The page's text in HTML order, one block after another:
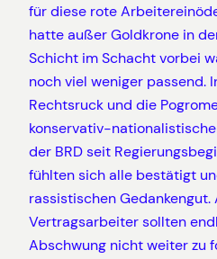
für diese rote
hatte außer Goldkrone in
Schicht im Schacht vorbei
noch viel weniger passend.
Rechtsruck und die
konservativ-
der BRD seit
fühlten sich alle bestätigt
rassistischen Gedankengut.
Vertragsarbeiter sollten
Abschwung nicht weiter zu